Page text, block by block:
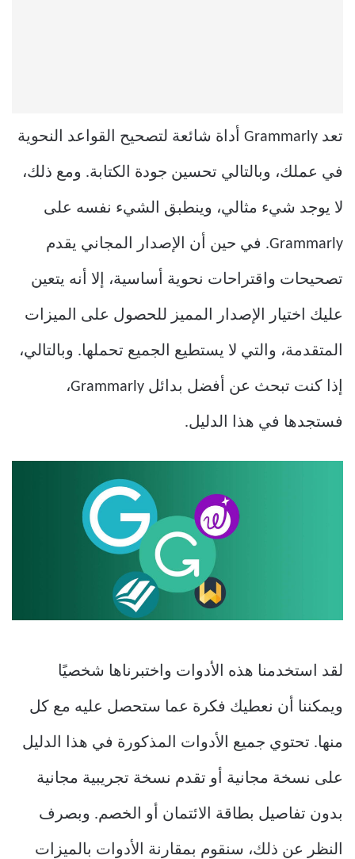
تعد Grammarly أداة شائعة لتصحيح القواعد النحوية
في عملك، وبالتالي تحسين جودة الكتابة. ومع ذلك،
لا يوجد شيء مثالي، وينطبق الشيء نفسه على
Grammarly. في حين أن الإصدار المجاني يقدم
تصحيحات واقتراحات نحوية أساسية، إلا أنه يتعين
عليك اختيار الإصدار المميز للحصول على الميزات
المتقدمة، والتي لا يستطيع الجميع تحملها. وبالتالي،
إذا كنت تبحث عن أفضل بدائل Grammarly،
فستجدها في هذا الدليل.
لقد استخدمنا هذه الأدوات واختبرناها شخصيًا
ويمكننا أن نعطيك فكرة عما ستحصل عليه مع كل
منها. تحتوي جميع الأدوات المذكورة في هذا الدليل
على نسخة مجانية أو تقدم نسخة تجريبية مجانية
بدون تفاصيل بطاقة الائتمان أو الخصم. وبصرف
النظر عن ذلك، سنقوم بمقارنة الأدوات بالميزات